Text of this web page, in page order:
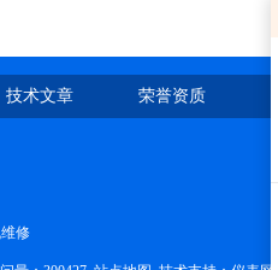
技术文章 荣誉资质
修